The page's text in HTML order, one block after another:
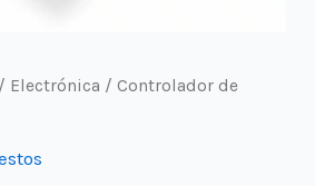
/ Electrónica / Controlador de